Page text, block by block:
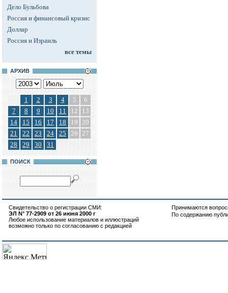
Дело Бульбова
Россия и финансовый кризис
Доллар
Россия и Израиль
все темы
АРХИВ
1 2 3 4 5
6
7
8 9 10 11 12
13
14
15 16 17 18 19 20
21
22 23 24 25 26 27
28
29 30 31
ПОИСК
Свидетельство о регистрации СМИ:
ЭЛ N° 77-2909 от 26 июня 2000 г
Любое использование материалов и иллюстраций
возможно только по согласованию с редакцией
Принимаются
По содержанию